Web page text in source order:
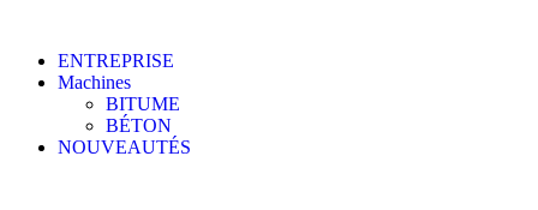
ENTREPRISE
Machines
BITUME
BÉTON
NOUVEAUTÉS